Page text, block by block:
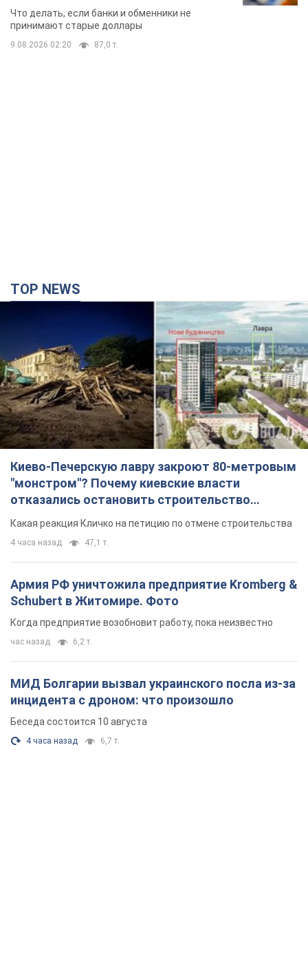
банки такие купюры
Что делать, если банки и обменники не
принимают старые доллары
9.08.2026 02:20 87,0 т.
TOP NEWS
Киево-Печерскую лавру закроют 80-метровым
"монстром"? Почему киевские власти
отказались остановить строительство
небоскреба "московского верующего"
Какая реакция Кличко на петицию по отмене строительства
4 часа назад 47,1 т.
Армия РФ уничтожила предприятие Kromberg &
Schubert в Житомире. Фото
Когда предприятие возобновит работу, пока неизвестно
час назад 6,2 т.
МИД Болгарии вызвал украинского посла из-за
инцидента с дроном: что произошло
Беседа состоится 10 августа
4 часа назад 6,7 т.